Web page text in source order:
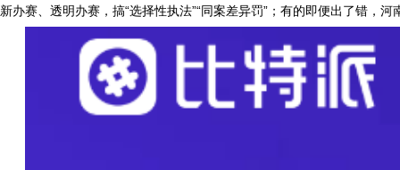
新办赛、透明办赛，搞“选择性执法”“同案差异罚”；有的即便出了错，